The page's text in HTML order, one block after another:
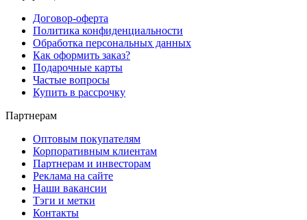
Договор-оферта
Политика конфиденциальности
Обработка персональных данных
Как оформить заказ?
Подарочные карты
Частые вопросы
Купить в рассрочку
Партнерам
Оптовым покупателям
Корпоративным клиентам
Партнерам и инвесторам
Реклама на сайте
Наши вакансии
Тэги и метки
Контакты